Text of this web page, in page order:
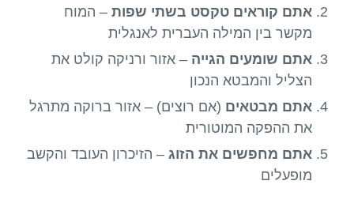
אתם קוראים טקסט בשתי שפות – המוח
מקשר בין המילה העברית לאנגלית
אתם שומעים הגייה – אזור ורניקה קולט את
הצליל והמבטא הנכון
אתם מבטאים (אם רוצים) – אזור ברוקה מתרגל
את ההפקה המוטורית
אתם מחפשים את הזוג – הזיכרון העובד והקשב
מופעלים